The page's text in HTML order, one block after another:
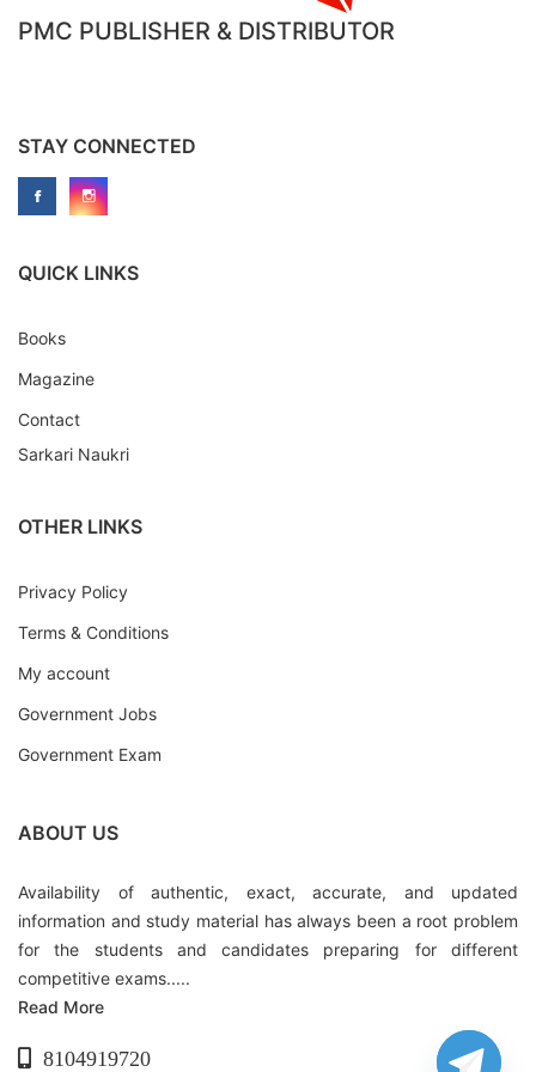
PMC PUBLISHER & DISTRIBUTOR
STAY CONNECTED
QUICK LINKS
Books
Magazine
Contact
Sarkari Naukri
OTHER LINKS
Privacy Policy
Terms & Conditions
My account
Government Jobs
Government Exam
ABOUT US
Availability of authentic, exact, accurate, and updated
information and study material has always been a root problem
for the students and candidates preparing for different
competitive exams.....
Read More
8104919720